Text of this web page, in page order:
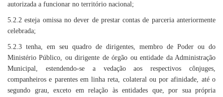
autorizada a funcionar no território nacional;
5.2.2 esteja omissa no dever de prestar contas de parceria anteriormente
celebrada;
5.2.3 tenha, em seu quadro de dirigentes, membro de Poder ou do
Ministério Público, ou dirigente de órgão ou entidade da Administração
Municipal, estendendo-se a vedação aos respectivos cônjuges,
companheiros e parentes em linha reta, colateral ou por afinidade, até o
segundo grau, exceto em relação às entidades que, por sua própria